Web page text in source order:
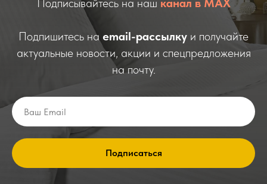
Подписывайтесь на наш канал в МАХ
Подпишитесь на email-рассылку и получайте
актуальные новости, акции и спецпредложения
на почту.
Подписаться